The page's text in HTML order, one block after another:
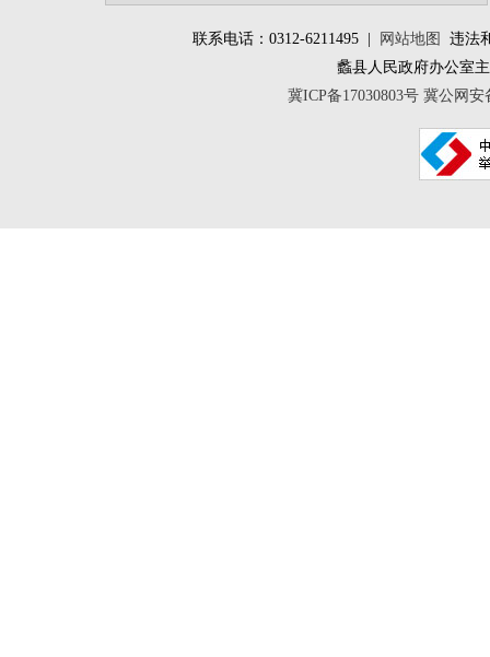
联系电话：0312-6211495 | 网站地图
违法
蠡县人民政府办公
冀ICP备17030803号 冀公网安